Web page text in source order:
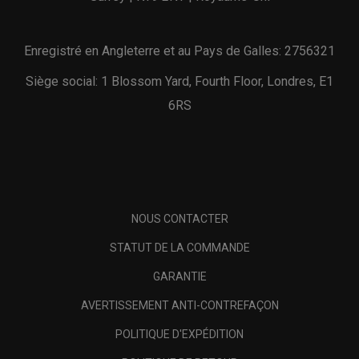
Enregistré en Angleterre et au Pays de Galles: 2756321
Siège social: 1 Blossom Yard, Fourth Floor, Londres, E1
6RS
NOUS CONTACTER
STATUT DE LA COMMANDE
GARANTIE
AVERTISSEMENT ANTI-CONTREFAÇON
POLITIQUE D'EXPÉDITION